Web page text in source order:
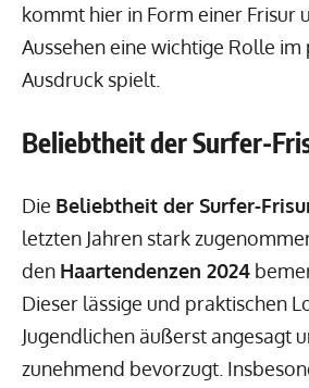
kommt hier in Form einer Frisur
Aussehen eine wichtige Rolle
Ausdruck spielt.
Beliebtheit der Surfer-
Die Beliebtheit der Surfer-
letzten Jahren stark
den Haartendenzen 2024
Dieser lässige und praktischen
Jugendlichen äußerst angesagt
zunehmend bevorzugt.